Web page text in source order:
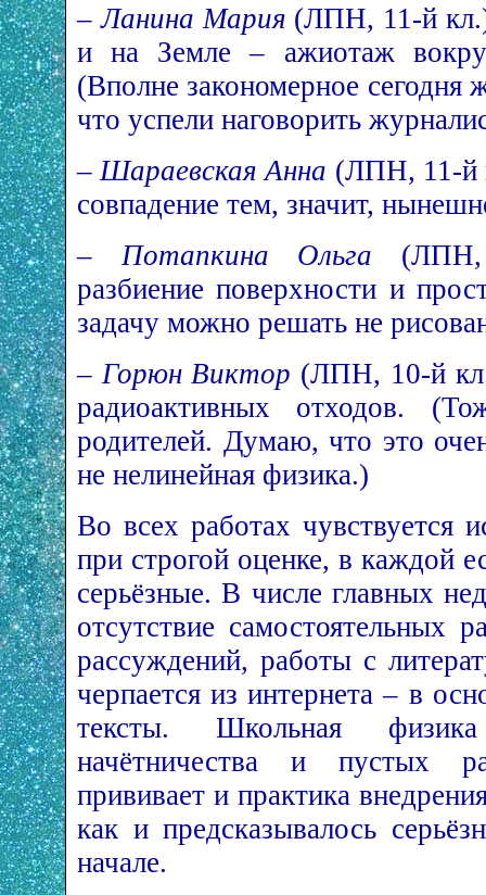
–Ланина Мария (ЛПН, 11-й
и на Земле – ажиотаж
(Вполне закономерное сегодня
что успели наговорить
– Шараевская Анна (ЛПН, 11-й
совпадение тем, значит,
– Потапкина Ольга (ЛПН,
разбиение поверхности и
задачу можно решать не
– Горюн Виктор (ЛПН, 10-й
радиоактивных отходов.
родителей. Думаю, что это
не нелинейная физика.)
Во всех работах чувствуется
при строгой оценке, в каждой
серьёзные. В числе главных
отсутствие самостоятельных
рассуждений, работы с
черпается из интернета – в
тексты. Школьная
начётничества и пустых
прививает и практика
как и предсказывалось
начале.